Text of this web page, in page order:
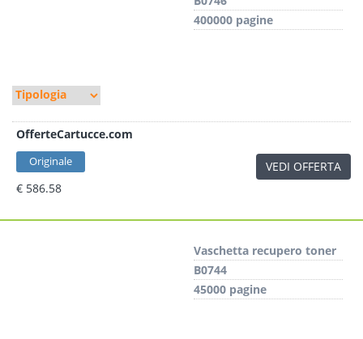
400000 pagine
OfferteCartucce.com
Originale
€ 586.58
VEDI OFFERTA
Vaschetta recupero toner
B0744
45000 pagine